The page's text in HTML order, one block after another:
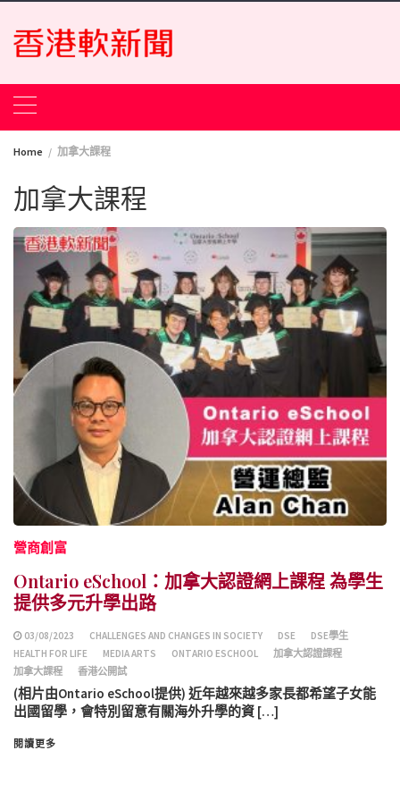
Skip
content
Home 加拿大課程
加拿大課程
營商創富
Ontario eSchool：加拿大認證網上課程 為學生
提供多元升學出路
03/08/2023 CHALLENGES AND CHANGES IN SOCIETY DSE
DSE學生
HEALTH FOR LIFE
MEDIA ARTS ONTARIO ESCHOOL
加拿大認證課程
加拿大課程
香港公開試
(相片由Ontario eSchool提供) 近年越來越多家長都希望子女能
出國留學，會特別留意有關海外升學的資 […]
閱讀更多